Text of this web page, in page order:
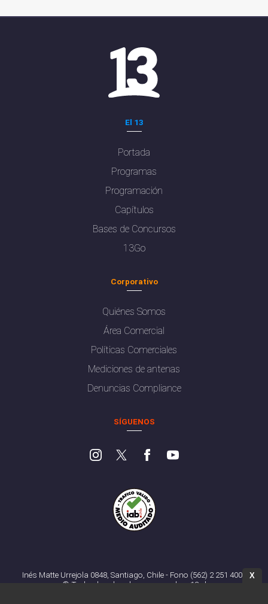
El 13
Portada
Programas
Programación
Capítulos
Bases de Concursos
13Go
Corporativo
Quiénes Somos
Área Comercial
Políticas Comerciales
Mediciones de antenas
Denuncias Compliance
SÍGUENOS
Inés Matte Urrejola 0848, Santiago, Chile - Fono (562) 2 251 4000
© Todos los derechos reservados. 13.cl
X